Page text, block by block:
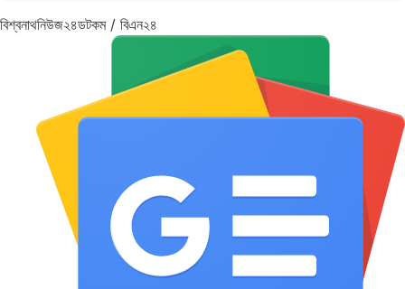
বিশ্বনাথনিউজ২৪ডটকম / বিএন২৪